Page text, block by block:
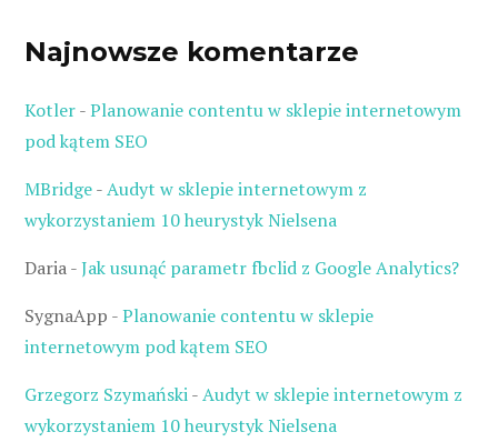
Najnowsze komentarze
Kotler-Planowanie contentu w sklepie internetowym
pod kątem SEO
MBridge-Audyt w sklepie internetowym z
wykorzystaniem 10 heurystyk Nielsena
Daria-Jak usunąć parametr fbclid z Google Analytics?
SygnaApp -Planowanie contentu w sklepie
internetowym pod kątem SEO
Grzegorz Szymański-Audyt w sklepie internetowym z
wykorzystaniem 10 heurystyk Nielsena